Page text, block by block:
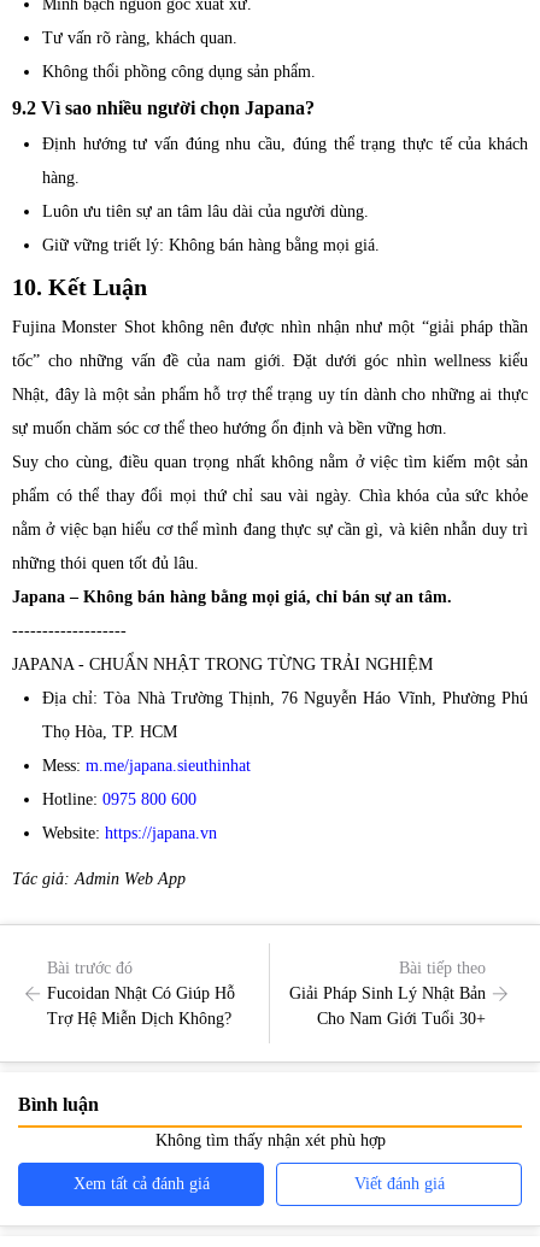
Minh bạch nguồn gốc xuất xứ.
Tư vấn rõ ràng, khách quan.
Không thổi phồng công dụng sản phẩm.
9.2 Vì sao nhiều người chọn Japana?
Định hướng tư vấn đúng nhu cầu, đúng thể trạng thực tế của khách
hàng.
Luôn ưu tiên sự an tâm lâu dài của người dùng.
Giữ vững triết lý: Không bán hàng bằng mọi giá.
10. Kết Luận
Fujina Monster Shot không nên được nhìn nhận như một “giải pháp thần
tốc” cho những vấn đề của nam giới. Đặt dưới góc nhìn wellness kiểu
Nhật, đây là một sản phẩm hỗ trợ thể trạng uy tín dành cho những ai thực
sự muốn chăm sóc cơ thể theo hướng ổn định và bền vững hơn.
Suy cho cùng, điều quan trọng nhất không nằm ở việc tìm kiếm một sản
phẩm có thể thay đổi mọi thứ chỉ sau vài ngày. Chìa khóa của sức khỏe
nằm ở việc bạn hiểu cơ thể mình đang thực sự cần gì, và kiên nhẫn duy trì
những thói quen tốt đủ lâu.
Japana – Không bán hàng bằng mọi giá, chỉ bán sự an tâm.
-------------------
JAPANA - CHUẨN NHẬT TRONG TỪNG TRẢI NGHIỆM
Địa chỉ: Tòa Nhà Trường Thịnh, 76 Nguyễn Háo Vĩnh, Phường Phú
Thọ Hòa, TP. HCM
Mess: m.me/japana.sieuthinhat
Hotline: 0975 800 600
Website: https://japana.vn
Tác giả: Admin Web App
Bài trước đó
Fucoidan Nhật Có Giúp Hỗ
Trợ Hệ Miễn Dịch Không?
Bài tiếp theo
Giải Pháp Sinh Lý Nhật Bản
Cho Nam Giới Tuổi 30+
Bình luận
Không tìm thấy nhận xét phù hợp
Xem tất cả đánh giá Viết đánh giá